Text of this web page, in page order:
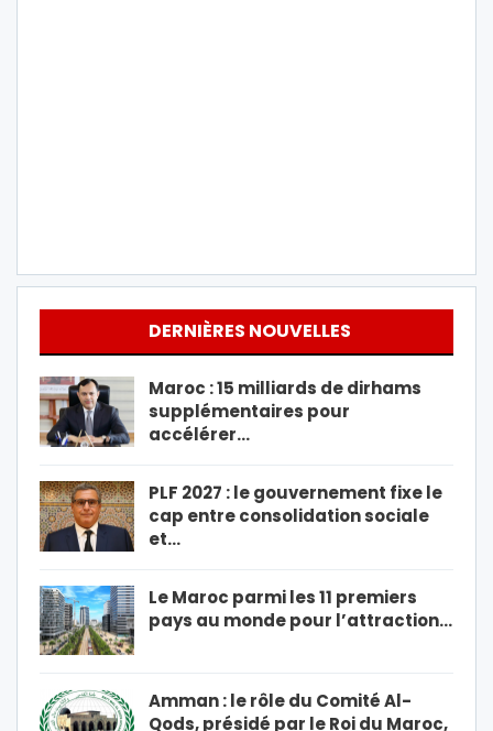
DERNIÈRES NOUVELLES
Maroc : 15 milliards de dirhams
supplémentaires pour
accélérer…
PLF 2027 : le gouvernement fixe le
cap entre consolidation sociale
et…
Le Maroc parmi les 11 premiers
pays au monde pour l’attraction…
Amman : le rôle du Comité Al-
Qods, présidé par le Roi du Maroc,